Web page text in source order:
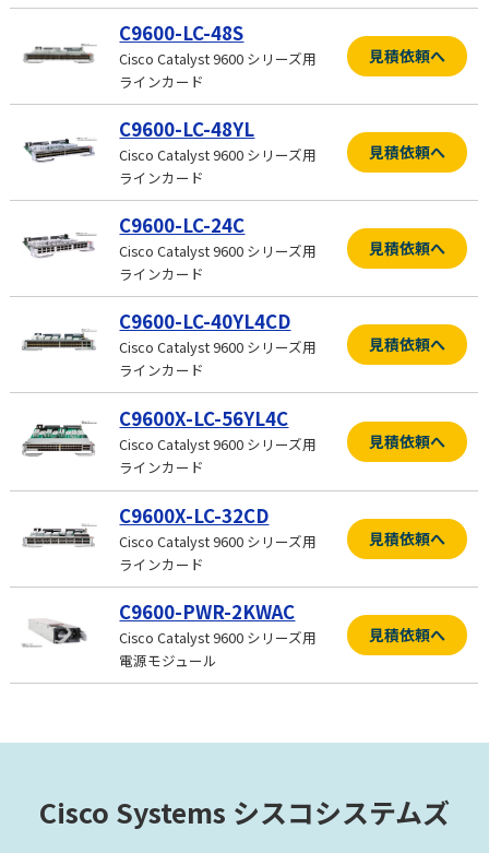
C9600-LC-48S
Cisco Catalyst 9600 シリーズ用
ラインカード
見積依頼へ
C9600-LC-48YL
Cisco Catalyst 9600 シリーズ用
ラインカード
見積依頼へ
C9600-LC-24C
Cisco Catalyst 9600 シリーズ用
ラインカード
見積依頼へ
C9600-LC-40YL4CD
Cisco Catalyst 9600 シリーズ用
ラインカード
見積依頼へ
C9600X-LC-56YL4C
Cisco Catalyst 9600 シリーズ用
ラインカード
見積依頼へ
C9600X-LC-32CD
Cisco Catalyst 9600 シリーズ用
ラインカード
見積依頼へ
C9600-PWR-2KWAC
Cisco Catalyst 9600 シリーズ用
電源モジュール
見積依頼へ
Cisco Systems シスコシステムズ